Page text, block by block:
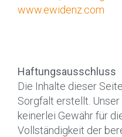
www.ewidenz.com
Haftungsausschluss
Die Inhalte dieser
Sorgfalt erstellt.
keinerlei Gewähr für
Vollständigkeit der